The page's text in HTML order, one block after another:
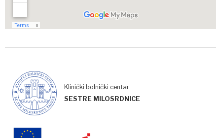
Klinički bolnički centar
SESTRE MILOSRDNICE